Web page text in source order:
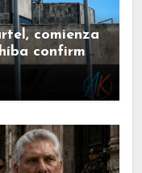
comienza
confirma
no volverá a